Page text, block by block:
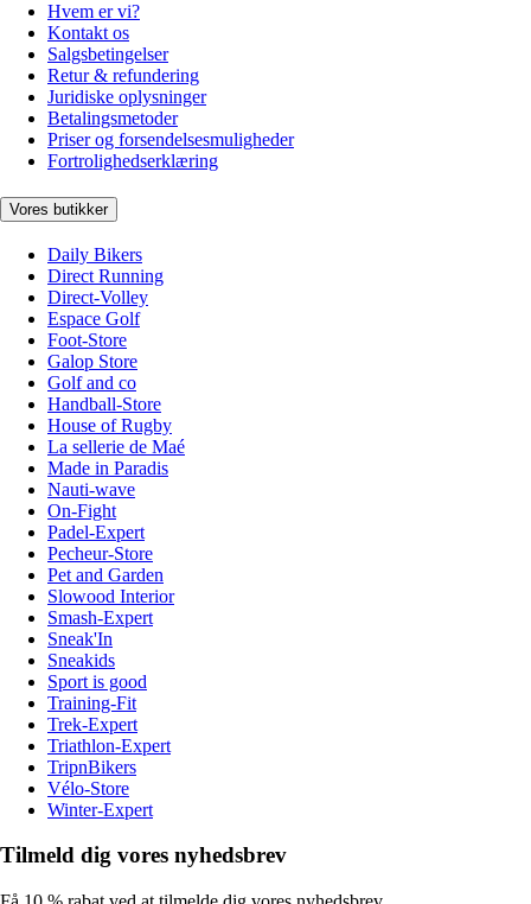
Hvem er vi?
Kontakt os
Salgsbetingelser
Retur & refundering
Juridiske oplysninger
Betalingsmetoder
Priser og forsendelsesmuligheder
Fortrolighedserklæring
Vores butikker
Daily Bikers
Direct Running
Direct-Volley
Espace Golf
Foot-Store
Galop Store
Golf and co
Handball-Store
House of Rugby
La sellerie de Maé
Made in Paradis
Nauti-wave
On-Fight
Padel-Expert
Pecheur-Store
Pet and Garden
Slowood Interior
Smash-Expert
Sneak'In
Sneakids
Sport is good
Training-Fit
Trek-Expert
Triathlon-Expert
TripnBikers
Vélo-Store
Winter-Expert
Tilmeld dig vores nyhedsbrev